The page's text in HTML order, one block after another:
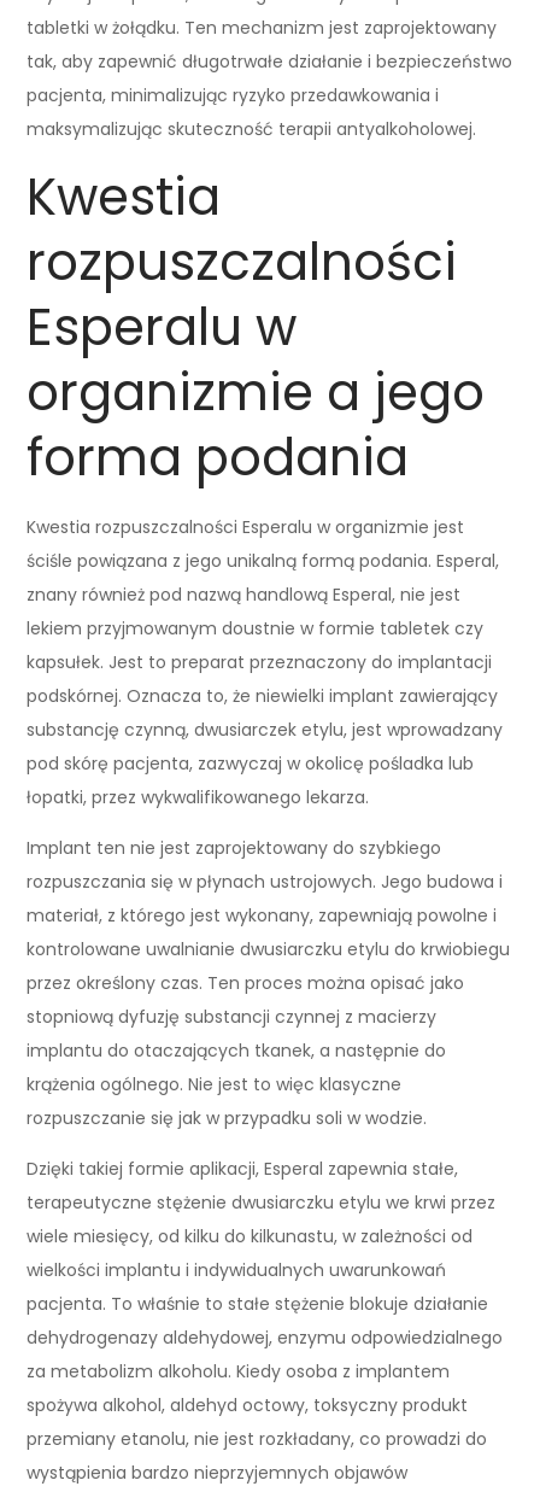
tabletki w żołądku. Ten mechanizm jest zaprojektowany
tak, aby zapewnić długotrwałe działanie i bezpieczeństwo
pacjenta, minimalizując ryzyko przedawkowania i
maksymalizując skuteczność terapii antyalkoholowej.
Kwestia
rozpuszczalności
Esperalu w
organizmie a jego
forma podania
Kwestia rozpuszczalności Esperalu w organizmie jest
ściśle powiązana z jego unikalną formą podania. Esperal,
znany również pod nazwą handlową Esperal, nie jest
lekiem przyjmowanym doustnie w formie tabletek czy
kapsułek. Jest to preparat przeznaczony do implantacji
podskórnej. Oznacza to, że niewielki implant zawierający
substancję czynną, dwusiarczek etylu, jest wprowadzany
pod skórę pacjenta, zazwyczaj w okolicę pośladka lub
łopatki, przez wykwalifikowanego lekarza.
Implant ten nie jest zaprojektowany do szybkiego
rozpuszczania się w płynach ustrojowych. Jego budowa i
materiał, z którego jest wykonany, zapewniają powolne i
kontrolowane uwalnianie dwusiarczku etylu do krwiobiegu
przez określony czas. Ten proces można opisać jako
stopniową dyfuzję substancji czynnej z macierzy
implantu do otaczających tkanek, a następnie do
krążenia ogólnego. Nie jest to więc klasyczne
rozpuszczanie się jak w przypadku soli w wodzie.
Dzięki takiej formie aplikacji, Esperal zapewnia stałe,
terapeutyczne stężenie dwusiarczku etylu we krwi przez
wiele miesięcy, od kilku do kilkunastu, w zależności od
wielkości implantu i indywidualnych uwarunkowań
pacjenta. To właśnie to stałe stężenie blokuje działanie
dehydrogenazy aldehydowej, enzymu odpowiedzialnego
za metabolizm alkoholu. Kiedy osoba z implantem
spożywa alkohol, aldehyd octowy, toksyczny produkt
przemiany etanolu, nie jest rozkładany, co prowadzi do
wystąpienia bardzo nieprzyjemnych objawów